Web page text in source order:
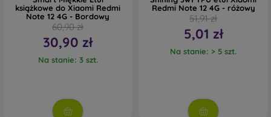
książkowe do Xiaomi Redmi
Note 12 4G - Bordowy
60,90 zł
30,90 zł
Na stanie: 3 szt.
Redmi Note 12 4G - różowy
51,91 zł
5,01 zł
Na stanie: > 5 szt.